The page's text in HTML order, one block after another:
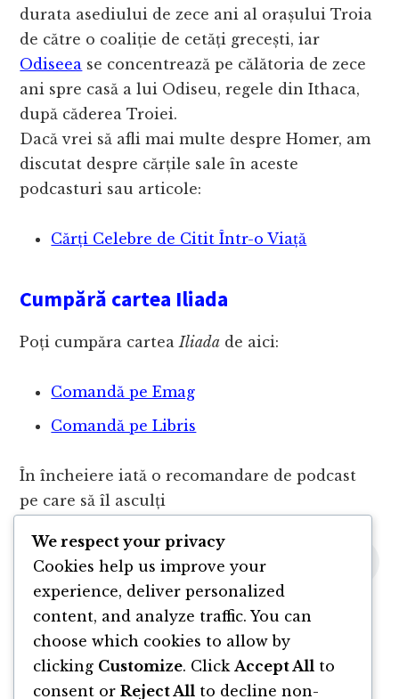
durata asediului de zece ani al orașului Troia
de către o coaliție de cetăți grecești, iar
Odiseea se concentrează pe călătoria de zece
ani spre casă a lui Odiseu, regele din Ithaca,
după căderea Troiei.
Dacă vrei să afli mai multe despre Homer, am
discutat despre cărțile sale în aceste
podcasturi sau articole:
Cărți Celebre de Citit Într-o Viață
Cumpără cartea Iliada
Poți cumpăra carteaIliada de aici:
Comandă pe Emag
Comandă pe Libris
În încheiere iată o recomandare de podcast
pe care să îl asculți
We respect your privacy
Cookies help us improve your
experience, deliver personalized
content, and analyze traffic. You can
choose which cookies to allow by
clicking Customize. Click Accept All to
consent or Reject All to decline non-